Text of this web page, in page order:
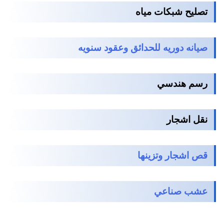
تصليح شبكات مياه
صيانه دوريه للحدائق وعقود سنويه
رسم هندسي
نقل اشجار
قص اشجار وتزينها
عشب صناعي